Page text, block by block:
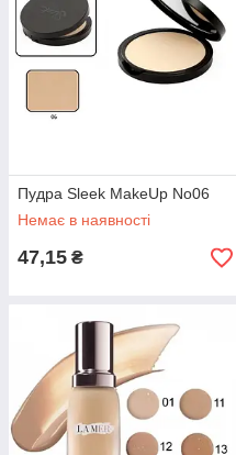
Пудра Sleek MakeUp No06
Немає в наявності
47,15 ₴